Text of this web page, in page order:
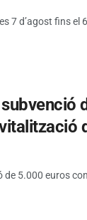
7 d’agost fins el
5.000 euros